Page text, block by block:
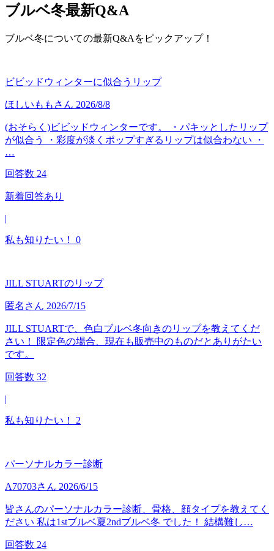
ブルベ冬最新Q&A
ブルベ冬についての最新Q&Aをピックアップ！
ビビッドウィンターに似合うリップ
ほしいもも さん 2026/8/8
(おそらく)ビビッドウィンターです。 ・パキッとしたリップ
が似合う ・彩度が淡くポップすぎるリップは似合わない ・
…
回答数 24
新着回答あり
|
私も知りたい！ 0
JILL STUARTのリップ
匿名 さん 2026/7/15
JILL STUARTで、色白ブルベ冬向きのリップを教えてくだ
さい！ 限定色の場合、現在も販売中のものだとありがたい
です。
回答数 32
|
私も知りたい！ 2
パーソナルカラー診断
A70703さん 2026/6/15
皆さんのパーソナルカラー診断、骨格、顔タイプを教えてく
ださい 私は1stブルベ夏2ndブルベ冬 でした！ 結構難し…
回答数 24